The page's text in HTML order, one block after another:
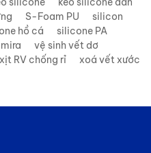
S-Foam PU
silicon
hồ cá
silicone PA
vệ sinh vết dơ
xịt RV chống rỉ
xoá vết xước